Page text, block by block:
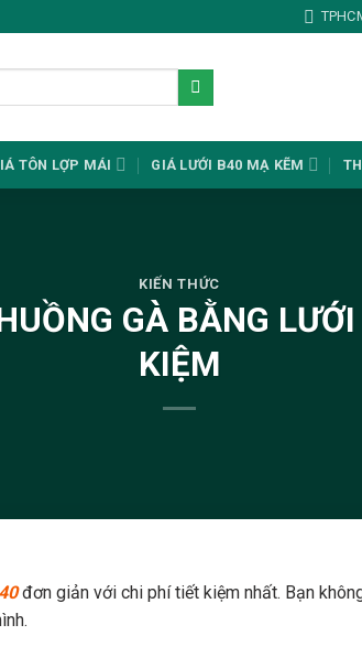
TÔN LỢP MÁI GIÁ LƯỚI B40 MẠ KẼM
KIẾN THỨC
GÀ BẰNG
KIỆM
đơn giản với chi phí tiết kiệm nhất. Bạn